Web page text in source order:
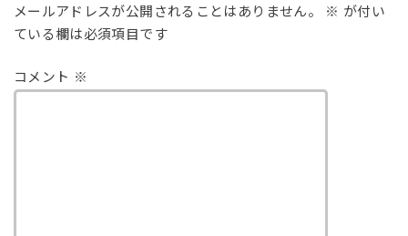
メールアドレスが公開されることはありません。 ※ が付い
ている欄は必須項目です
コメント ※